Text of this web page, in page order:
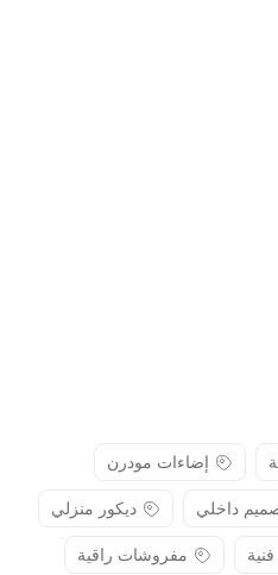
إضاءات مودرن
داخلي
ديكور منزلي
مفروشات راقية